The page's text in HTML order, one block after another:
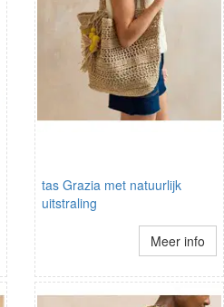
tas Grazia met natuurlijk
uitstraling
Meer info